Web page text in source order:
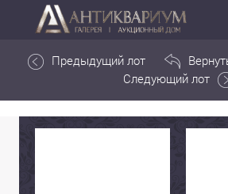
Предыдущий лот
Следующий лот